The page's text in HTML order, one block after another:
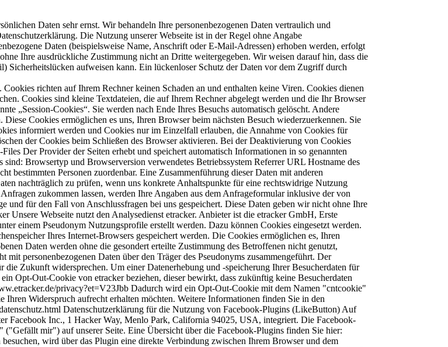
Daten sehr ernst. Wir behandeln Ihre personenbezogenen Daten vertraulich und
Die Nutzung unserer Webseite ist in der Regel ohne Angabe
Daten (beispielsweise Name, Anschrift oder E-Mail-Adressen) erhoben werden, erfolgt
Ihre ausdrückliche Zustimmung nicht an Dritte weitergegeben. Wir weisen darauf hin, dass die
aufweisen kann. Ein lückenloser Schutz der Daten vor dem Zugriff durch
kann Facebook den Besuch unserer Seiten Ihrem Benutzerkonto zuordnen. Wir weisen darauf hin, dass wir als Anbieter der Seiten keine Kenntnis vom Inhalt der übermittelten Daten sowie deren Nutzung durch Facebook erhalten. Weitere Informationen hierzu finden Sie in der Datenschutzerklärung von Facebook unter http://de-de.facebook.com/policy.php. Wenn Sie nicht wünschen, dass Facebook den Besuch unserer Seiten Ihrem Facebook-Nutzerkonto zuordnen kann, loggen Sie sich bitte aus Ihrem Facebook-Benutzerkonto aus. Datenschutzerklärung für die Nutzung von Twitter Auf unseren Seiten sind Funktionen des Dienstes Twitter eingebunden. Diese Funktionen werden angeboten durch die Twitter Inc., 1355 Market Street, Suite 900, San Francisco, CA 94103, USA. Durch das Benutzen von Twitter und der Funktion "Re-Tweet" werden die von Ihnen besuchten Webseiten mit Ihrem Twitter-Account verknüpft und anderen Nutzern bekannt gegeben. Dabei werden auch Daten an Twitter übertragen. Wir weisen darauf hin, dass wir als Anbieter der Seiten keine Kenntnis vom Inhalt der übermittelten Daten sowie deren Nutzung durch Twitter erhalten. Weitere Informationen hierzu finden Sie in der Datenschutzerklärung von Twitter unter http://twitter.com/privacy. Ihre Datenschutzeinstellungen bei Twitter können Sie in den Konto-Einstellungen unter: http://twitter.com/account/settings ändern. Datenschutzerklärung für die Nutzung von Google+ Unsere Seiten nutzen Funktionen von Google+. Anbieter ist die Google Inc., 1600 Amphitheatre Parkway Mountain View, CA 94043, USA. Erfassung und Weitergabe von Informationen: Mithilfe der Google+-Schaltfläche können Sie Informationen weltweit veröffentlichen. Über die Google+-Schaltfläche erhalten Sie und andere Nutzer personalisierte Inhalte von Google und unseren Partnern. Google speichert sowohl die Information, dass Sie für einen Inhalt +1 gegeben haben, als auch Informationen über die Seite, die Sie beim Klicken auf +1 angesehen haben. Ihre +1 können als Hinweise zusammen mit Ihrem Profilnamen und Ihrem Foto in Google-Diensten, wie etwa in Suchergebnissen oder in Ihrem Google-Profil, oder an anderen Stellen auf Websites und Anzeigen im Internet eingeblendet werden. Google zeichnet Informationen über Ihre +1-Aktivitäten auf, um die Google-Dienste für Sie und andere zu verbessern. Um die Google+-Schaltfläche verwenden zu können, benötigen Sie ein weltweit sichtbares, öffentliches Google-Profil, das zumindest den für das Profil gewählten Namen enthalten muss. Dieser Name wird in allen Google-Diensten verwendet. In manchen Fällen kann dieser Name auch einen anderen Namen ersetzen, den Sie beim Teilen von Inhalten über Ihr Google-Konto verwendet haben. Die Identität Ihres GoogleProfils kann Nutzern angezeigt werden, die Ihre E-Mail-Adresse kennen oder über andere identifizierende Informationen von Ihnen verfügen. Verwendung der erfassten Informationen: Neben den oben erläuterten Verwendungszwecken werden die von Ihnen bereitgestellten Informationen gemäß den geltenden Google-Datenschutzbestimmungen genutzt. Google veröffentlicht möglicherweise zusammengefasste Statistiken über die +1-Aktivitäten der Nutzer bzw. gibt diese an Nutzer und Partner weiter, wie etwa Publisher, Inserenten oder verbundene Websites. Datenschutzerklärung für die Nutzung von Instagram Auf unseren Seiten sind Funktionen des Dienstes Instagram eingebunden. Diese Funktionen werden angeboten durch die Instagram Inc., 1601 Willow Road, Menlo Park, CA, 94025, USA integriert. Wenn Sie in Ihrem Instagram-Account eingeloggt sind können Sie durch Anklicken des Instagram-Buttons die Inhalte unserer Seiten mit Ihrem Instagram-Profil verlinken. Dadurch kann Instagram den Besuch unserer Seiten Ihrem Benutzerkonto zuordnen. Wir weisen darauf hin, dass wir als Anbieter der Seiten keine Kenntnis vom Inhalt der u?bermittelten Daten sowie deren Nutzung durch Instagram erhalten. Weitere Informationen hierzu finden Sie in der Datenschutzerklärung von Instagram: http://instagram.com/about/legal/privacy/ Datenschutzerklärung für die Nutzung von Pinterest Auf unserer Seite verwenden wir Social Plugins des sozialen Netzwerkes Pinterest, das von der Pinterest Inc., 808 Brannan Street San Francisco, CA 94103-490, USA ("Pinterest") betrieben wird. Wenn Sie eine Seite aufrufen, die ein solches Plugin enthält, stellt Ihr Browser eine direkte Verbindung zu den Servern von Pinterest her. Das Plugin übermittelt dabei Protokolldaten an den Server von Pinterest in die USA. Diese Protokolldaten enthalten möglicherweise Ihre IP-Adresse, die Adresse der besuchten Websites, die ebenfalls PinterestFunktionen enthalten, Art und Einstellungen des Browsers, Datum und Zeitpunkt der Anfrage, Ihre Verwendungsweise von Pinterest sowie Cookies. Weitere Informationen zu Zweck, Umfang und weiterer Verarbeitung und Nutzung der Daten durch Pinterest sowie Ihre diesbezüglichen Rechte und Möglichkeiten zum Schutz Ihrer Privatsphäre finden Sie in den den Datenschutzhinweisen von Pinterest: https://about.pinterest.com/de/privacy-policy Datenschutzerklärung für die Nutzung von XING Unsere Webseite nutzt Funktionen des Netzwerks XING. Anbieter ist die XING AG, Dammtorstraße 29-32, 20354 Hamburg, Deutschland. Bei jedem Abruf einer unserer Seiten, die Funktionen von XING enthält, wird eine Verbindung zu Servern von XING hergestellt. Eine Speicherung von personenbezogenen Daten erfolgt dabei nach unserer Kenntnis nicht. Insbesondere werden keine IP-Adressen gespeichert oder das Nutzungsverhalten ausgewertet. Weitere Information zum Datenschutz und dem XING Share-Button finden Sie in der Datenschutzerklärung von XING unter https://www.xing.com/app/share?op=data_protection Kommentarfunktion auf dieser Webseite Wenn Sie uns per Kont